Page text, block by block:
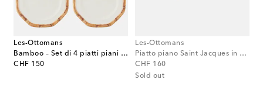
Les-Ottomans
Bamboo – Set di 4 piatti piani in ceramica
CHF 150
original price
Les-Ottomans
Piatto piano Saint Jacques in ceramica
CHF 160
original price
Sold out